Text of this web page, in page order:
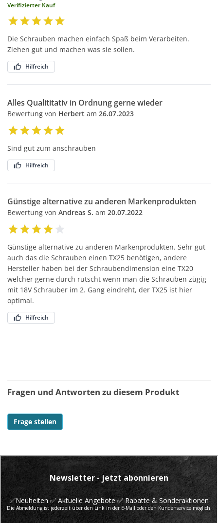
Verifizierter Kauf
Die Schrauben machen einfach Spaß beim Verarbeiten.
Ziehen gut und machen was sie sollen.
Hilfreich
Alles Qualititativ in Ordnung gerne wieder
Bewertung von Herbert am 26.07.2023
Sind gut zum anschrauben
Hilfreich
Günstige alternative zu anderen Markenprodukten
Bewertung von Andreas S. am 20.07.2022
Günstige alternative zu anderen Markenprodukten. Sehr gut
auch das die Schrauben einen TX25 benötigen, andere
Hersteller haben bei der Schraubendimension eine TX20
welcher gerne durch rutscht wenn man die Schrauben zügig
mit 18V Schrauber im 2. Gang eindreht, der TX25 ist hier
optimal.
Hilfreich
Fragen und Antworten zu diesem Produkt
Frage stellen